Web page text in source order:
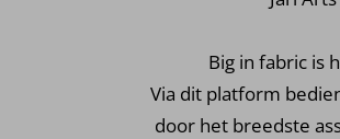
Big in fabric is
Via dit platform
door het breedste